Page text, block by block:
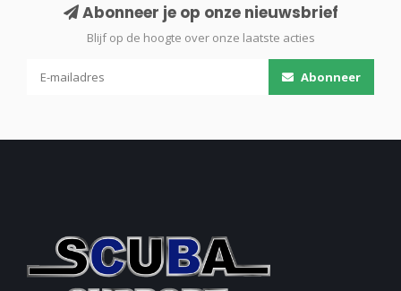
Abonneer je op onze nieuwsbrief
Blijf op de hoogte over onze laatste acties
Abonneer